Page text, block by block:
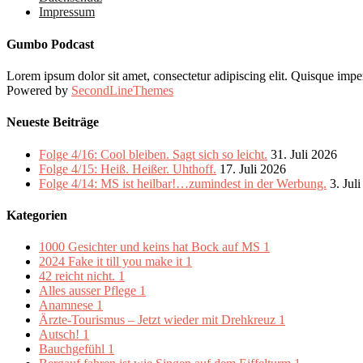
Impressum
Gumbo Podcast
Lorem ipsum dolor sit amet, consectetur adipiscing elit. Quisque
Powered by SecondLineThemes
Neueste Beiträge
Folge 4/16: Cool bleiben. Sagt sich so leicht. 31. Juli 2026
Folge 4/15: Heiß. Heißer. Uhthoff. 17. Juli 2026
Folge 4/14: MS ist heilbar!…zumindest in der Werbung. 3.
Kategorien
1000 Gesichter und keins hat Bock auf MS 1
2024 Fake it till you make it 1
42 reicht nicht. 1
Alles ausser Pflege 1
Anamnese 1
Ärzte-Tourismus – Jetzt wieder mit Drehkreuz 1
Autsch! 1
Bauchgefühl 1